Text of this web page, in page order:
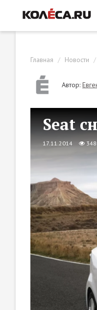
Главная Новости
Автор:
Seat
17.11.2014